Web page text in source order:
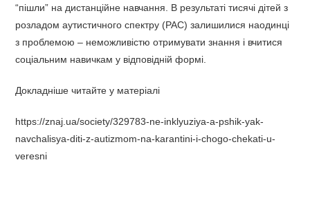
“пішли” на дистанційне навчання. В результаті тисячі дітей з
розладом аутистичного спектру (РАС) залишилися наодинці
з проблемою – неможливістю отримувати знання і вчитися
соціальним навичкам у відповідній формі.
Докладніше читайте у матеріалі
https://znaj.ua/society/329783-ne-inklyuziya-a-pshik-yak-
navchalisya-diti-z-autizmom-na-karantini-i-chogo-chekati-u-
veresni